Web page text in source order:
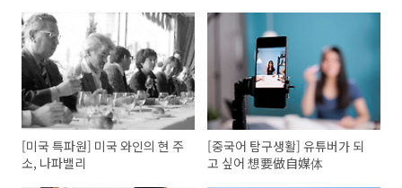
[미국 특파원] 미국 와인의 현 주
소, 나파밸리
[중국어 탐구생활] 유튜버가 되
고 싶어 想要做自媒体